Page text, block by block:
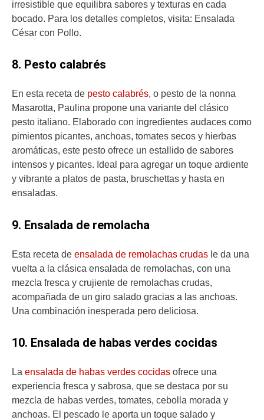
irresistible que equilibra sabores y texturas en cada
bocado. Para los detalles completos, visita: Ensalada
César con Pollo.
8. Pesto calabrés
En esta receta de pesto calabrés, o pesto de la nonna
Masarotta, Paulina propone una variante del clásico
pesto italiano. Elaborado con ingredientes audaces como
pimientos picantes, anchoas, tomates secos y hierbas
aromáticas, este pesto ofrece un estallido de sabores
intensos y picantes. Ideal para agregar un toque ardiente
y vibrante a platos de pasta, bruschettas y hasta en
ensaladas.
9. Ensalada de remolacha
Esta receta de ensalada de remolachas crudas le da una
vuelta a la clásica ensalada de remolachas, con una
mezcla fresca y crujiente de remolachas crudas,
acompañada de un giro salado gracias a las anchoas.
Una combinación inesperada pero deliciosa.
10. Ensalada de habas verdes cocidas
La ensalada de habas verdes cocidas ofrece una
experiencia fresca y sabrosa, que se destaca por su
mezcla de habas verdes, tomates, cebolla morada y
anchoas. El pescado le aporta un toque salado y